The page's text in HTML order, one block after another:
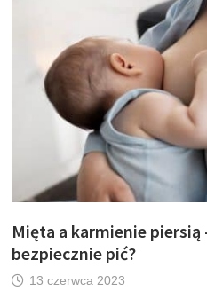
Mięta a karmienie piersią
bezpiecznie pić?
13 czerwca 2023